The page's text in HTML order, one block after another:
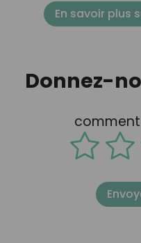
En savoir plus
Donnez-